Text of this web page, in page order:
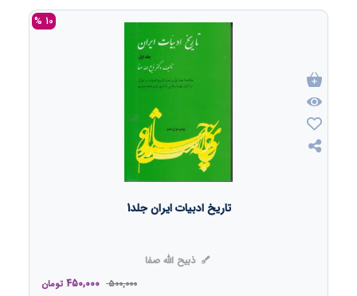
10 %
تاریخ ادبیات ایران جلد1
ذبیح الله صفا
500,000
450,000 تومان